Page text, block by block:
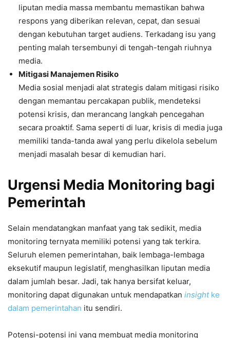
liputan media massa membantu memastikan bahwa
respons yang diberikan relevan, cepat, dan sesuai
dengan kebutuhan target audiens. Terkadang isu yang
penting malah tersembunyi di tengah-tengah riuhnya
media.
Mitigasi Manajemen Risiko
Media sosial menjadi alat strategis dalam mitigasi risiko
dengan memantau percakapan publik, mendeteksi
potensi krisis, dan merancang langkah pencegahan
secara proaktif. Sama seperti di luar, krisis di media juga
memiliki tanda-tanda awal yang perlu dikelola sebelum
menjadi masalah besar di kemudian hari.
Urgensi Media Monitoring bagi
Pemerintah
Selain mendatangkan manfaat yang tak sedikit, media
monitoring ternyata memiliki potensi yang tak terkira.
Seluruh elemen pemerintahan, baik lembaga-lembaga
eksekutif maupun legislatif, menghasilkan liputan media
dalam jumlah besar. Jadi, tak hanya bersifat keluar,
monitoring dapat digunakan untuk mendapatkan insightke
dalam pemerintahan itu sendiri.
Potensi-potensi ini yang membuat media monitoring